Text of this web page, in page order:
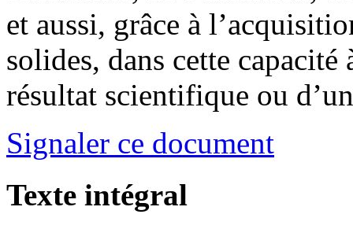
et aussi, grâce à
solides, dans cette
résultat scientifique ou
Signaler ce document
Texte intégral